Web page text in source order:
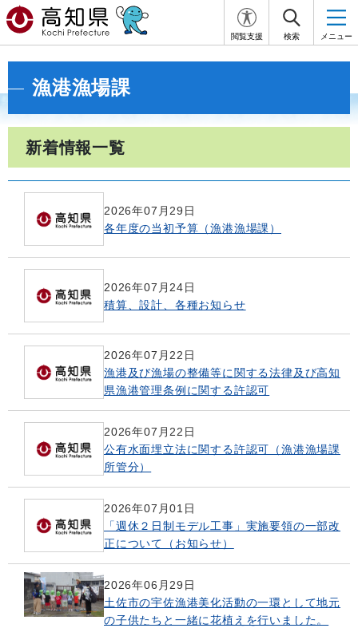
閲覧支援 検索 メニュー
漁港漁場課
新着情報一覧
2026年07月29日
各年度の当初予算（漁港漁場課）
2026年07月24日
積算、設計、各種お知らせ
2026年07月22日
漁港及び漁場の整備等に関する法律及び高知
県漁港管理条例に関する許認可
2026年07月22日
公有水面埋立法に関する許認可（漁港漁場課
所管分）
2026年07月01日
「週休２日制モデル工事」実施要領の一部改
正について（お知らせ）
2026年06月29日
土佐市の宇佐漁港美化活動の一環として地元
の子供たちと一緒に花植えを行いました。